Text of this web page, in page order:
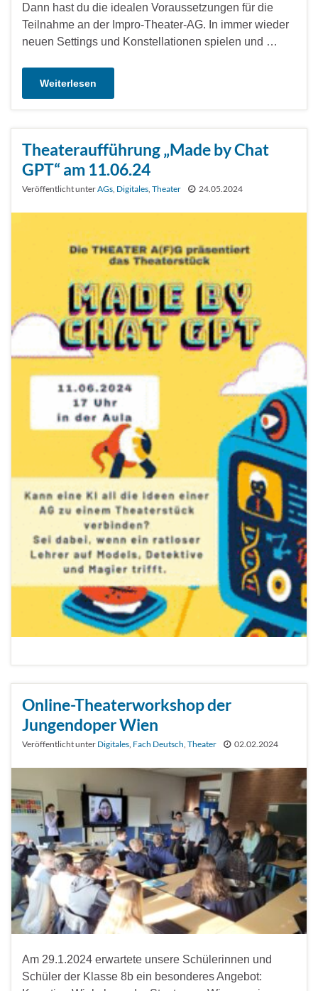
Dann hast du die idealen Voraussetzungen für die
Teilnahme an der Impro-Theater-AG. In immer wieder
neuen Settings und Konstellationen spielen und …
Weiterlesen
Theateraufführung „Made by Chat
GPT“ am 11.06.24
Veröffentlicht unterAGs Digitales Theater 24.05.2024
Online-Theaterworkshop der
Jungendoper Wien
Veröffentlicht unter Digitales, Fach Deutsch, Theater 02.02.2024
Am 29.1.2024 erwartete unsere Schülerinnen und
Schüler der Klasse 8b ein besonderes Angebot: